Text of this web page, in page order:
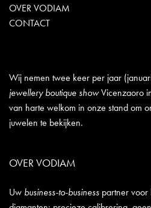
OVER VODIAM
CONTACT
Wij nemen twee keer per jaar
jewellery boutique showVicenzaoro
van harte welkom in onze stand om
juwelen te bekijken.
OVER VODIAM
Uw business-to-business partner voor